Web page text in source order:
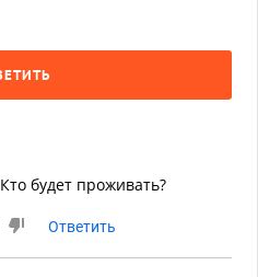
будет проживать?
Ответить